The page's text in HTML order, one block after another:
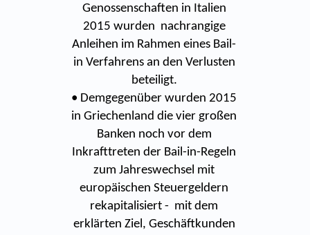
Genossenschaften in Italien
2015 wurden nachrangige
Anleihen im Rahmen eines Bail-
in Verfahrens an den Verlusten
beteiligt.
• Demgegenüber wurden 2015
in Griechenland die vier großen
Banken noch vor dem
Inkrafttreten der Bail-in-Regeln
zum Jahreswechsel mit
europäischen Steuergeldern
rekapitalisiert - mit dem
erklärten Ziel, Geschäftkunden